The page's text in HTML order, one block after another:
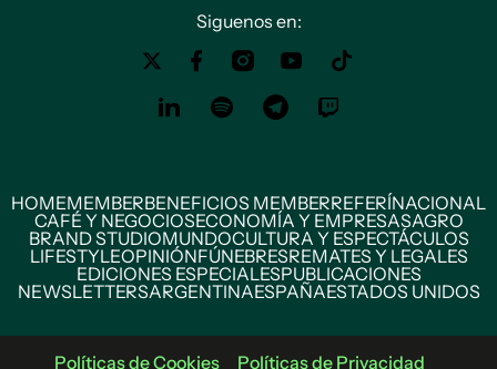
Siguenos en:
HOMEMEMBERBENEFICIOS MEMBERREFERÍNACIONAL
CAFÉ Y NEGOCIOSECONOMÍA Y EMPRESASAGRO
BRAND STUDIOMUNDOCULTURA Y ESPECTÁCULOS
LIFESTYLEOPINIÓNFÚNEBRESREMATES Y LEGALES
EDICIONES ESPECIALESPUBLICACIONES
NEWSLETTERSARGENTINAESPAÑAESTADOS UNIDOS
Políticas de Cookies Políticas de Privacidad